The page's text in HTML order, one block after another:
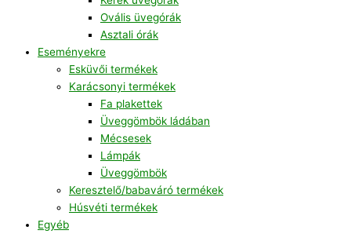
Ovális üvegórák
Asztali órák
Eseményekre
Esküvői termékek
Karácsonyi termékek
Fa plakettek
Üveggömbök ládában
Mécsesek
Lámpák
Üveggömbök
Keresztelő/babaváró termékek
Húsvéti termékek
Egyéb